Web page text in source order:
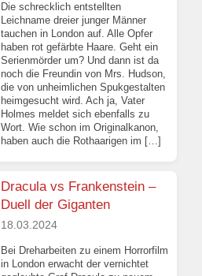
Die schrecklich entstellten
Leichname dreier junger Männer
tauchen in London auf. Alle Opfer
haben rot gefärbte Haare. Geht ein
Serienmörder um? Und dann ist da
noch die Freundin von Mrs. Hudson,
die von unheimlichen Spukgestalten
heimgesucht wird. Ach ja, Vater
Holmes meldet sich ebenfalls zu
Wort. Wie schon im Originalkanon,
haben auch die Rothaarigen im […]
Dracula vs Frankenstein –
Duell der Giganten
18.03.2024
Bei Dreharbeiten zu einem Horrorfilm
in London erwacht der vernichtet